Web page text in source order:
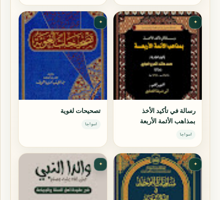
✦
رسالة في تأكيد الأخذ
بمذاهب الأئمة الأربعة
اسواجا
✦
تصحيحات لغوية
اسواجا
✦
✦